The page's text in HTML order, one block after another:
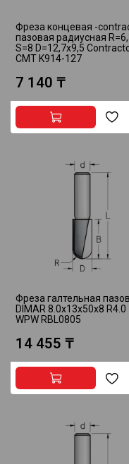
Фреза концевая -
пазовая радиусная
S=8 D=12,7x9,5
CMT K914-127
7 140 ₸
Фреза галтельная
DIMAR 8.0x13x50x8 R4.0
WPW RBL0805
14 455 ₸